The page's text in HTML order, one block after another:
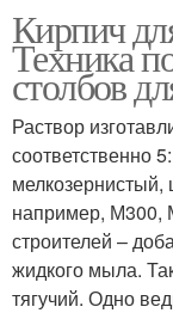
Кирпич
Техника
столбов
Раствор
соответственно
мелкозернистый,
например, М300,
строителей –
жидкого мыла.
тягучий. Одно